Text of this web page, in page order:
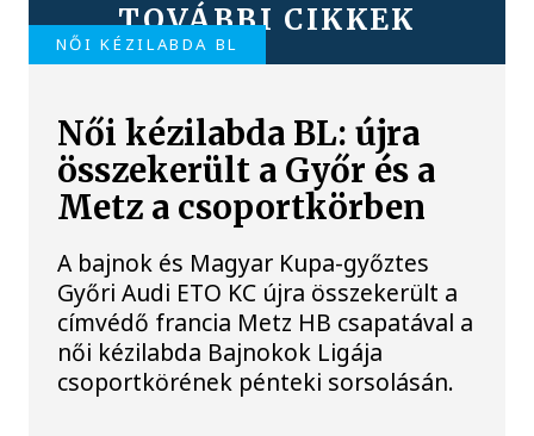
TOVÁBBI CIKKEK
NŐI KÉZILABDA BL
Női kézilabda BL: újra
összekerült a Győr és a
Metz a csoportkörben
A bajnok és Magyar Kupa-győztes
Győri Audi ETO KC újra összekerült a
címvédő francia Metz HB csapatával a
női kézilabda Bajnokok Ligája
csoportkörének pénteki sorsolásán.